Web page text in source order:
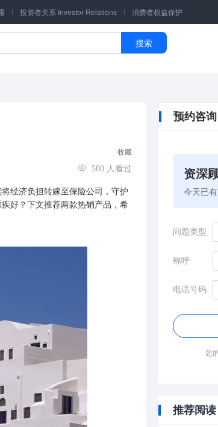
投资者关系 Investor Relations 消费者权益保护
搜索
收藏
580 人看过
经济负担转嫁至保险公司，守护
好？下文推荐两款热销产品，希
预约咨询
资深
今天已有
问题类型
称呼
电话号码
您
推荐阅读